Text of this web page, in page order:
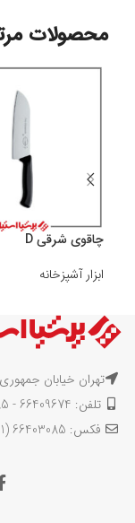
محصولات
چاقوی شرقی D
ابزار آشپزخانه
تهران خیابان جمهوری
تلفن: 66409674 - 66403085 (021)
فکس: 66403085 (021)